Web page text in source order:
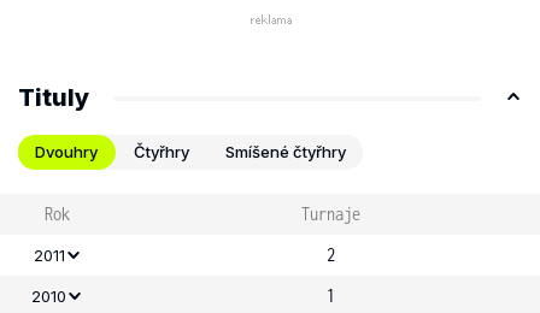
Tituly
Dvouhry Čtyřhry Smíšené čtyřhry
Rok Turnaje
2011 2
2010 1